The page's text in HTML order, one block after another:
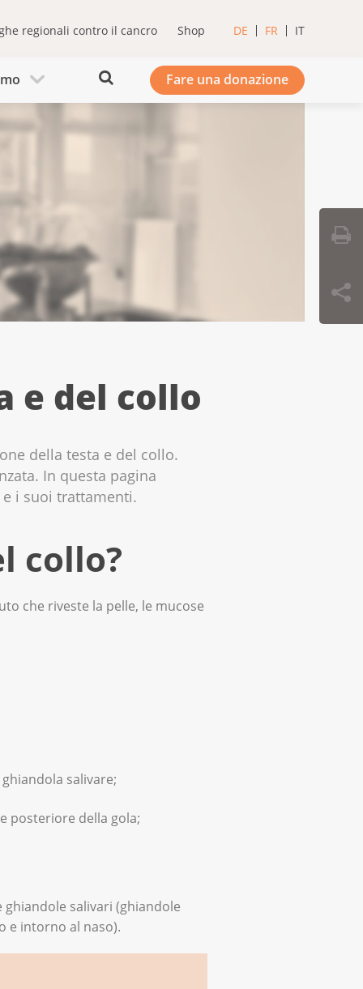
regionali contro il cancro Shop DE FR IT
Fare una donazione
e del collo
della testa e del collo.
In questa pagina
i suoi trattamenti.
collo?
che riveste la pelle, le mucose
salivare;
posteriore della gola;
salivari (ghiandole
e intorno al naso).